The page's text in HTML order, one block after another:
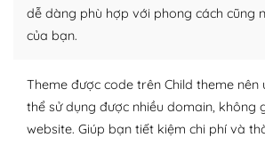
WordPress đa dạng plugin và themes
– Dễ sử dụng
Với mọi Hosting bất kỳ thì WordPress
dàng thiết lập vì thực tế nó đã cung
toàn bộ web.
dễ dàng phù hợp với phong cách cũng
của bạn.
Theme được code trên Child theme
thể sử dụng được nhiều domain, không
website. Giúp bạn tiết kiệm chi phí và